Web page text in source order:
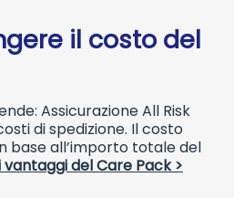
il costo del
Assicurazione All Risk
di spedizione. Il costo
base all’importo totale del
del Care Pack >